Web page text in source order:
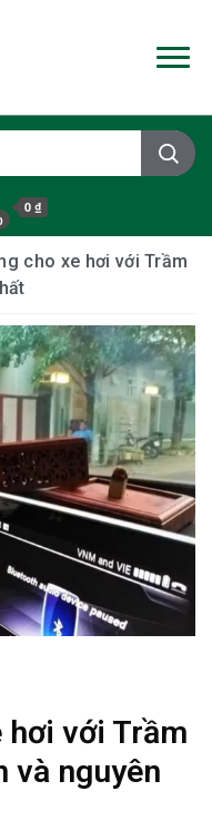
0 ₫
cho xe hơi với Trầm
hơi với Trầm
và nguyên